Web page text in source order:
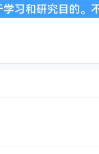
的。不得将上